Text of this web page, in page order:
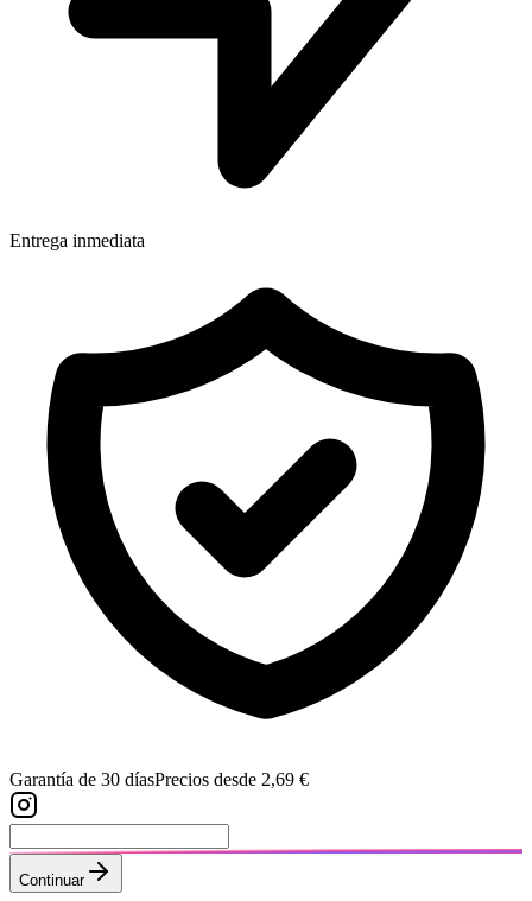
Entrega inmediata
Garantía de 30 díasPrecios desde 2,69 €
Continuar